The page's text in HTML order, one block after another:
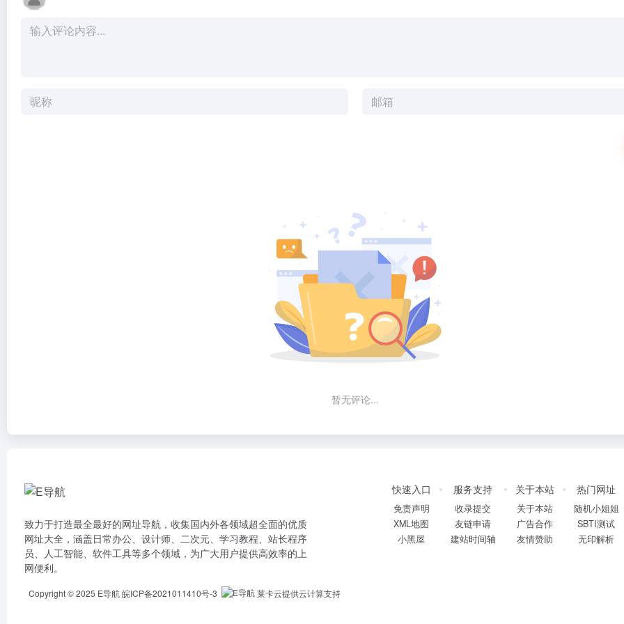
暂无评论...
致力于打造最全最好的网址导航，收集国内外各领域超全面的优质
网址大全，涵盖日常办公、设计师、二次元、学习教程、站长程序
员、人工智能、软件工具等多个领域，为广大用户提供高效率的上
网便利。
快速入口
免责声明
XML地图
小黑屋
服务支持
收录提交
友链申请
建站时间轴
关于本站
关于本站
广告合作
友情赞助
热门网址
随机小姐姐
SBTI测试
无印解析
Copyright © 2025 E导航皖ICP备2021011410号-3 莱卡云提供云计算支持